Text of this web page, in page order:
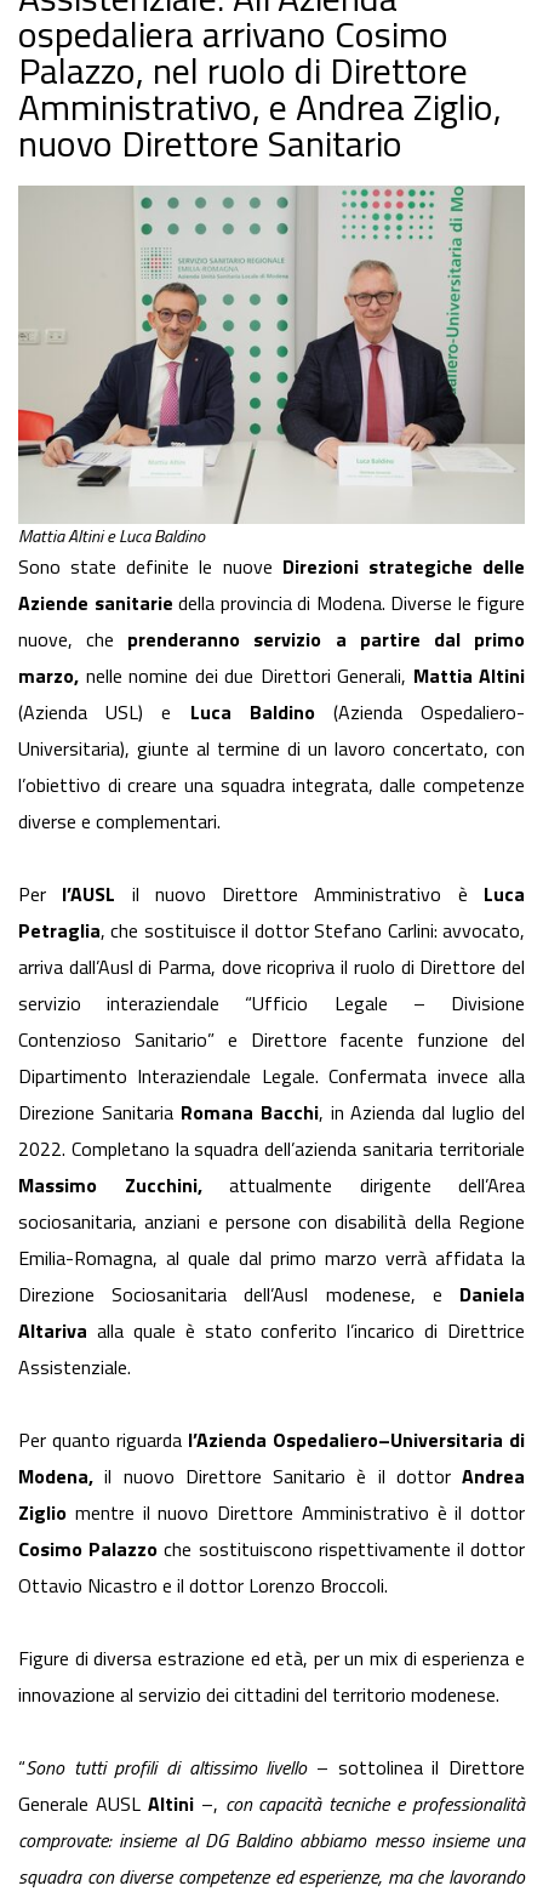
ospedaliera arrivano Cosimo
Palazzo, nel ruolo di Direttore
Amministrativo, e Andrea Ziglio,
nuovo Direttore Sanitario
Mattia Altini e Luca Baldino
Sono state definite le nuove Direzioni strategiche delle
Aziende sanitarie della provincia di Modena. Diverse le figure
nuove, che prenderanno servizio a partire dal primo
marzo, nelle nomine dei due Direttori Generali, Mattia Altini
(Azienda USL) e Luca Baldino(Azienda Ospedaliero-
Universitaria), giunte al termine di un lavoro concertato, con
l’obiettivo di creare una squadra integrata, dalle competenze
diverse e complementari.
Per l’AUSL il nuovo Direttore Amministrativo è Luca
Petraglia, che sostituisce il dottor Stefano Carlini: avvocato,
arriva dall’Ausl di Parma, dove ricopriva il ruolo di Direttore del
servizio interaziendale “Ufficio Legale – Divisione
Contenzioso Sanitario” e Direttore facente funzione del
Dipartimento Interaziendale Legale. Confermata invece alla
Direzione Sanitaria Romana Bacchi, in Azienda dal luglio del
2022. Completano la squadra dell’azienda sanitaria territoriale
Massimo Zucchini,attualmente dirigente dell’Area
sociosanitaria, anziani e persone con disabilità della Regione
Emilia-Romagna, al quale dal primo marzo verrà affidata la
Direzione Sociosanitaria dell’Ausl modenese, e Daniela
Altariva alla quale è stato conferito l’incarico di Direttrice
Assistenziale.
Per quanto riguarda l’Azienda Ospedaliero–Universitaria di
Modena, il nuovo Direttore Sanitario è il dottor Andrea
Ziglio mentre il nuovo Direttore Amministrativo è il dottor
Cosimo Palazzo che sostituiscono rispettivamente il dottor
Ottavio Nicastro e il dottor Lorenzo Broccoli.
Figure di diversa estrazione ed età, per un mix di esperienza e
innovazione al servizio dei cittadini del territorio modenese.
“Sono tutti profili di altissimo livello– sottolinea il Direttore
Generale AUSL Altini –, con capacità tecniche e professionalità
comprovate: insieme al DG Baldino abbiamo messo insieme una
squadra con diverse competenze ed esperienze, ma che lavorando